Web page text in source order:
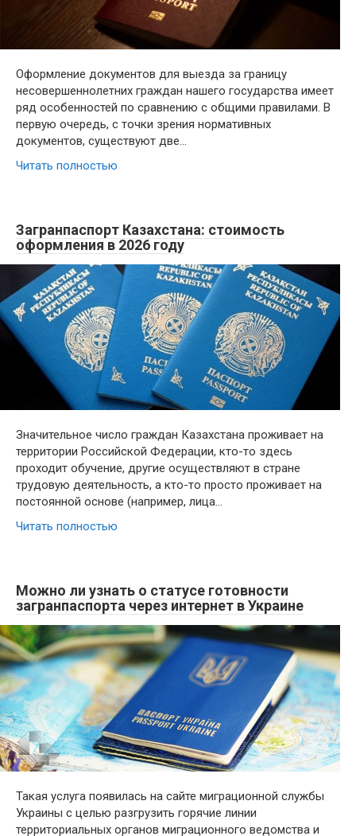
Оформление документов для выезда за границу
несовершеннолетних граждан нашего государства имеет
ряд особенностей по сравнению с общими правилами. В
первую очередь, с точки зрения нормативных
документов, существуют две…
Читать полностью
Загранпаспорт Казахстана: стоимость
оформления в 2026 году
Значительное число граждан Казахстана проживает на
территории Российской Федерации, кто-то здесь
проходит обучение, другие осуществляют в стране
трудовую деятельность, а кто-то просто проживает на
постоянной основе (например, лица…
Читать полностью
Можно ли узнать о статусе готовности
загранпаспорта через интернет в Украине
Такая услуга появилась на сайте миграционной службы
Украины с целью разгрузить горячие линии
территориальных органов миграционного ведомства и